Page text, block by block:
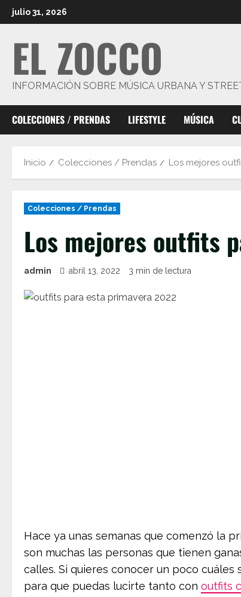
Saltar
al
julio 31, 2026
EL ZOCCO
INFORMACIÓN SOBRE MÚSICA URBANA Y
COLECCIONES / PRENDAS LIFESTYLE MÚSICA
Inicio Colecciones / Prendas Los mejores
Colecciones / Prendas
Los mejores outfits
admin abril 13, 2022 3 min de lectura
Hace ya unas semanas que comenzó la
son muchas las personas que tienen
calles. Si quieres conocer un poco
para que puedas lucirte tanto con outfits